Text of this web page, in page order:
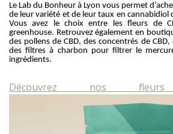
Le Lab du Bonheur à Lyon vous permet
de leur variété et de leur taux en cannabidiol
Vous avez le choix entre les fleurs de
greenhouse. Retrouvez également en
des pollens de CBD, des concentrés de
des filtres à charbon pour filtrer le
ingrédients.
Découvrez nos